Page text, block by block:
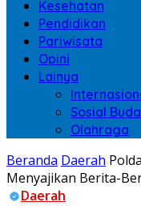
Kesehatan
Pendidikan
Pariwisata
Opini
Lainya
Sosial
Olahraga
Beranda Daerah
Menyajikan Berita-
Daerah